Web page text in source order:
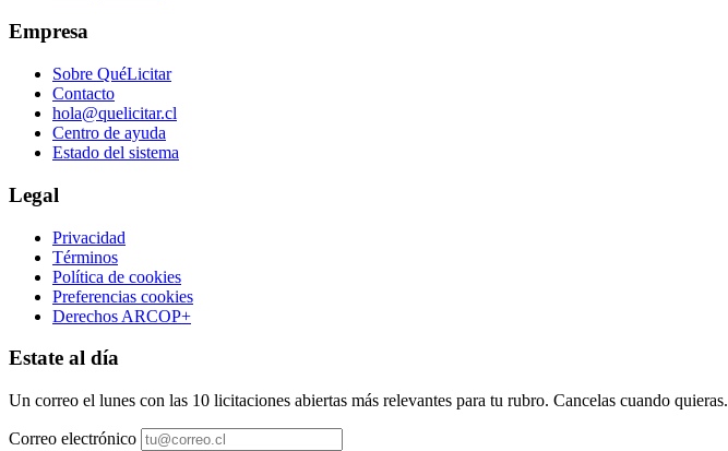
Empresa
Sobre QuéLicitar
Contacto
hola@quelicitar.cl
Centro de ayuda
Estado del sistema
Legal
Privacidad
Términos
Política de cookies
Preferencias cookies
Derechos ARCOP+
Estate al día
Un correo el lunes con las 10 licitaciones abiertas más relevantes para tu rubro. Cancelas cuando quieras.
Correo electrónico